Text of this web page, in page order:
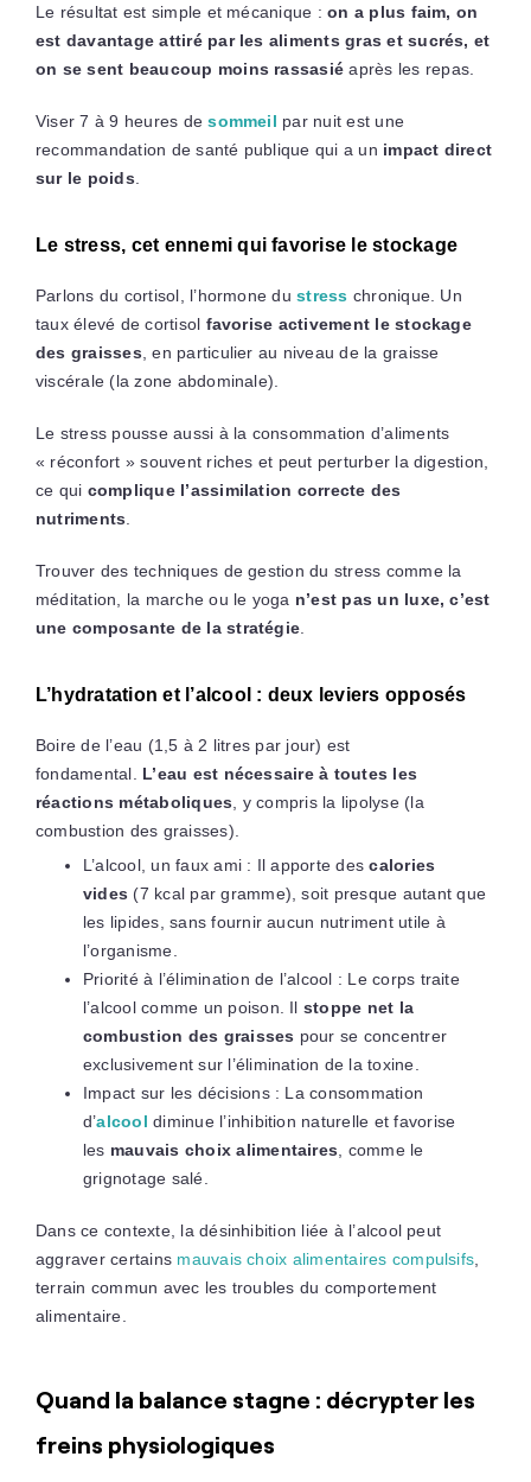
Le résultat est simple et mécanique :on a plus faim, on
est davantage attiré par les aliments gras et sucrés, et
on se sent beaucoup moins rassasié après les repas.
Viser 7 à 9 heures desommeil par nuit est une
recommandation de santé publique qui a un impact direct
sur le poids
Le stress, cet ennemi qui favorise le stockage
Parlons du cortisol, l’hormone dustress chronique. Un
taux élevé de cortisol favorise activement le stockage
des graisses , en particulier au niveau de la graisse
viscérale (la zone abdominale).
Le stress pousse aussi à la consommation d’aliments
« réconfort » souvent riches et peut perturber la digestion,
ce qui complique l’assimilation correcte des
nutriments
Trouver des techniques de gestion du stress comme la
méditation, la marche ou le yoga n’est pas un luxe, c’est
une composante de la stratégie
L’hydratation et l’alcool : deux leviers opposés
Boire de l’eau (1,5 à 2 litres par jour) est
fondamental. L’eau est nécessaire à toutes les
réactions métaboliques , y compris la lipolyse (la
combustion des graisses).
L’alcool, un faux ami : Il apporte descalories
vides (7 kcal par gramme), soit presque autant que
les lipides, sans fournir aucun nutriment utile à
l’organisme.
Priorité à l’élimination de l’alcool : Le corps traite
l’alcool comme un poison. Il stoppe net la
combustion des graisses pour se concentrer
exclusivement sur l’élimination de la toxine.
Impact sur les décisions : La consommation
d’alcool diminue l’inhibition naturelle et favorise
les mauvais choix alimentaires , comme le
grignotage salé.
Dans ce contexte, la désinhibition liée à l’alcool peut
aggraver certains mauvais choix alimentaires compulsifs
terrain commun avec les troubles du comportement
alimentaire.
Quand la balance stagne : décrypter les
freins physiologiques